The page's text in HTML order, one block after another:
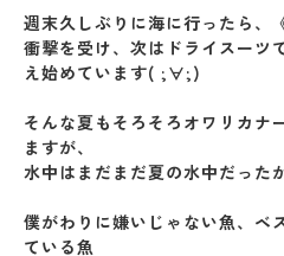
週末久しぶりに海に行ったら、
衝撃を受け、次はドライスーツ
え始めています( ;∀;)
そんな夏もそろそろオワリカナ
ますが、
水中はまだまだ夏の水中だった
僕がわりに嫌いじゃない魚、ベ
ている魚